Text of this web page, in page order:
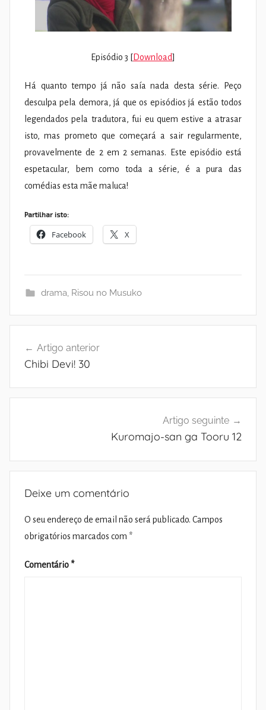
Episódio 3 [Download]
Há quanto tempo já não saía nada desta série. Peço
desculpa pela demora, já que os episódios já estão todos
legendados pela tradutora, fui eu quem estive a atrasar
isto, mas prometo que começará a sair regularmente,
provavelmente de 2 em 2 semanas. Este episódio está
espetacular, bem como toda a série, é a pura das
comédias esta mãe maluca!
Partilhar isto:
Facebook X
drama, Risou no Musuko
Artigo anterior
Chibi Devi! 30
Artigo seguinte
Kuromajo-san ga Tooru 12
Deixe um comentário
O seu endereço de email não será publicado. Campos
obrigatórios marcados com *
Comentário *